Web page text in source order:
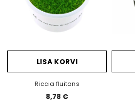
LISA KORVI
Riccia fluitans
8,78 €